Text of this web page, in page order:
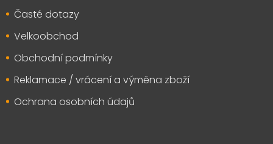
Časté dotazy
Velkoobchod
Obchodní podmínky
Reklamace / vrácení a výměna zboží
Ochrana osobních údajů